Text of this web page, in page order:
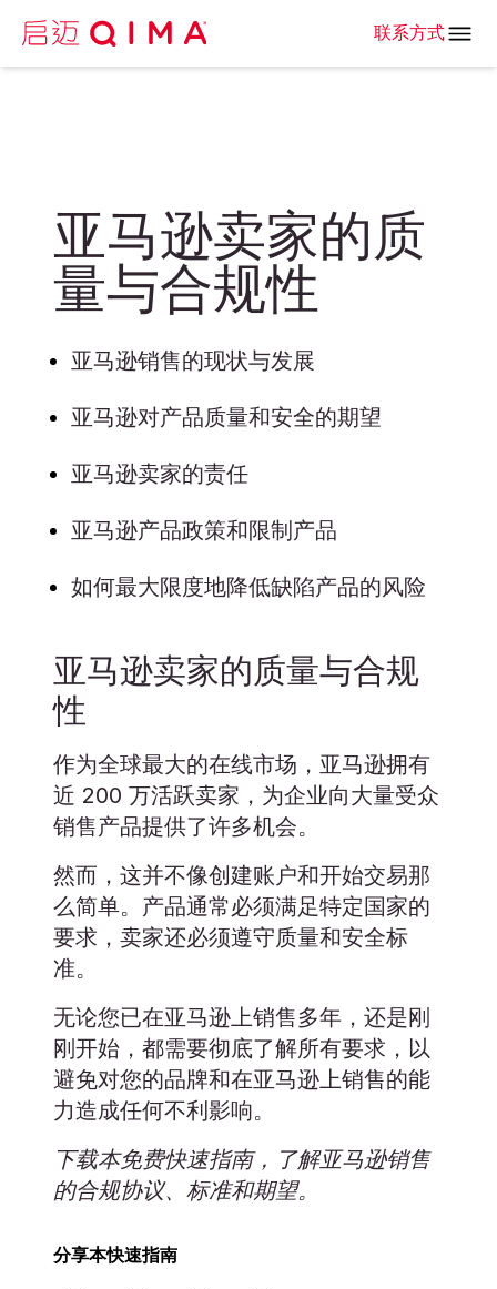
联系方式
亚马逊卖家的质
量与合规性
亚马逊销售的现状与发展
亚马逊对产品质量和安全的期望
亚马逊卖家的责任
亚马逊产品政策和限制产品
如何最大限度地降低缺陷产品的风险
亚马逊卖家的质量与合规
性
作为全球最大的在线市场，亚马逊拥有
近 200 万活跃卖家，为企业向大量受众
销售产品提供了许多机会。
然而，这并不像创建账户和开始交易那
么简单。产品通常必须满足特定国家的
要求，卖家还必须遵守质量和安全标
准。
无论您已在亚马逊上销售多年，还是刚
刚开始，都需要彻底了解所有要求，以
避免对您的品牌和在亚马逊上销售的能
力造成任何不利影响。
下载本免费快速指南，了解亚马逊销售
的合规协议、标准和期望。
分享本快速指南